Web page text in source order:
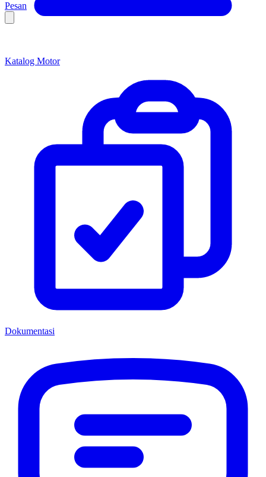
Pesan
Katalog Motor
Dokumentasi